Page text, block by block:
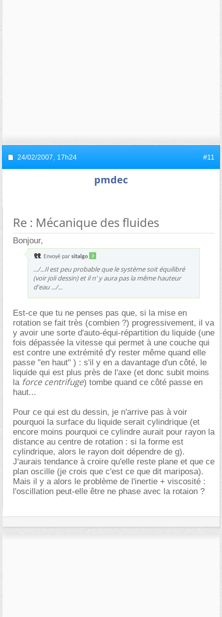
24/02/2007, 17h24 #11
pmdec
Re : Mécanique des fluides
Bonjour,
Envoyé par sitalgo
.../...Il est peu probable que le système soit équilibré
(voir joli dessin) et il n' y aura pas la même hauteur
d'eau .../...
Est-ce que tu ne penses pas que, si la mise en
rotation se fait très (combien ?) progressivement, il va
y avoir une sorte d'auto-équi-répartition du liquide (une
fois dépassée la vitesse qui permet à une couche qui
est contre une extrémité d'y rester même quand elle
passe "en haut" ) : s'il y en a davantage d'un côté, le
liquide qui est plus près de l'axe (et donc subit moins
la force centrifuge) tombe quand ce côté passe en
haut...
Pour ce qui est du dessin, je n'arrive pas à voir
pourquoi la surface du liquide serait cylindrique (et
encore moins pourquoi ce cylindre aurait pour rayon la
distance au centre de rotation : si la forme est
cylindrique, alors le rayon doit dépendre de g).
J'aurais tendance à croire qu'elle reste plane et que ce
plan oscille (je crois que c'est ce que dit mariposa).
Mais il y a alors le problème de l'inertie + viscosité :
l'oscillation peut-elle être ne phase avec la rotaion ?